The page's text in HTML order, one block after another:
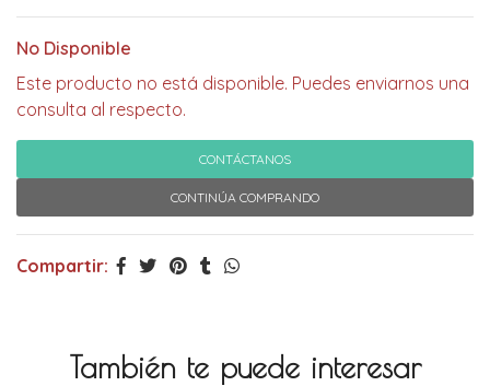
No Disponible
Este producto no está disponible. Puedes enviarnos una
consulta al respecto.
CONTÁCTANOS
CONTINÚA COMPRANDO
Compartir:
También te puede interesar